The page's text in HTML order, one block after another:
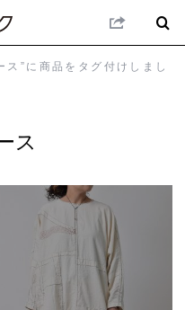
ス”に商品をタグ付けしまし
ス